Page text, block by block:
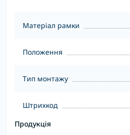
Матеріал рамки
Положення
Тип монтажу
Штрихкод
Продукція